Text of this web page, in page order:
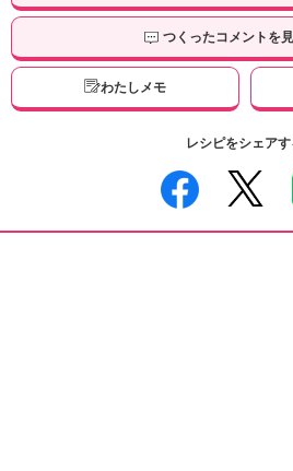
つくったコメントを
わたしメモ
レシピをシェアす